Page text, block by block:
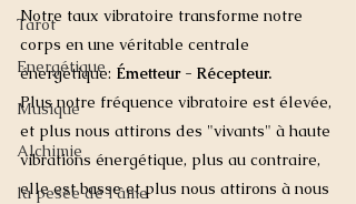
Tarot
Energétique
Musique
Alchimie
la pesée de l'âme
Notre taux vibratoire transforme notre
corps en une véritable centrale
énergétique: Émetteur - Récepteur.
Plus notre fréquence vibratoire est élevée,
et plus nous attirons des "vivants" à haute
vibrations énergétique, plus au contraire,
elle est basse et plus nous attirons à nous